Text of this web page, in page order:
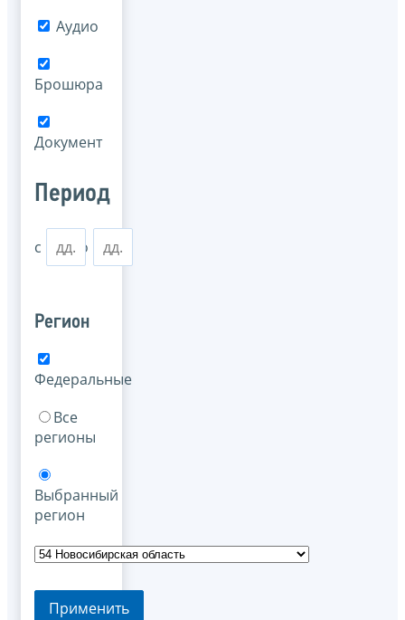
Аудио
Брошюра
Документ
Период
с по
Регион
Федеральные
Все
регионы
Выбранный
регион
Применить